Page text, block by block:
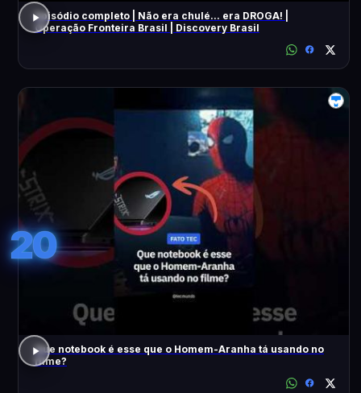
Episódio completo | Não era chulé... era DROGA! |
Operação Fronteira Brasil | Discovery Brasil
20
Que notebook é esse que o Homem-Aranha tá usando no
filme?